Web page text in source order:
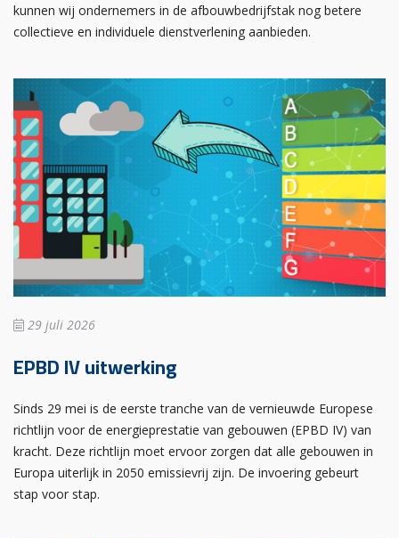
kunnen wij ondernemers in de afbouwbedrijfstak nog betere
collectieve en individuele dienstverlening aanbieden.
29 juli 2026
EPBD IV uitwerking
Sinds 29 mei is de eerste tranche van de vernieuwde Europese
richtlijn voor de energieprestatie van gebouwen (EPBD IV) van
kracht. Deze richtlijn moet ervoor zorgen dat alle gebouwen in
Europa uiterlijk in 2050 emissievrij zijn. De invoering gebeurt
stap voor stap.